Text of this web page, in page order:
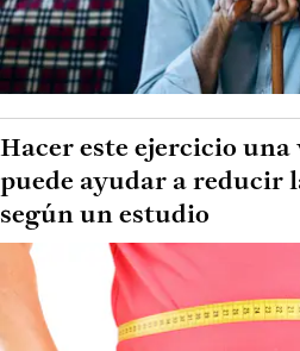
Hacer este ejercicio una
puede ayudar a reducir
según un estudio